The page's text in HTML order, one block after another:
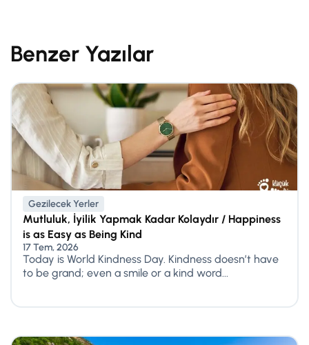
Benzer Yazılar
Gezilecek Yerler
Mutluluk, İyilik Yapmak Kadar Kolaydır / Happiness
is as Easy as Being Kind
17 Tem, 2026
Today is World Kindness Day. Kindness doesn’t have
to be grand; even a smile or a kind word...